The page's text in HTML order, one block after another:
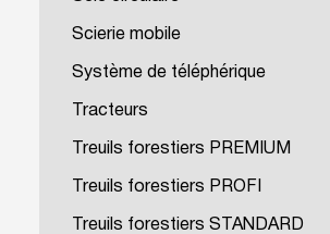
Scierie mobile
Système de téléphérique
Tracteurs
Treuils forestiers PREMIUM
Treuils forestiers PROFI
Treuils forestiers STANDARD